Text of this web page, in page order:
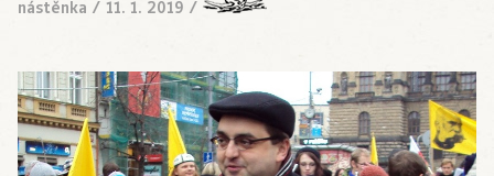
nástěnka / 11. 1. 2019 /